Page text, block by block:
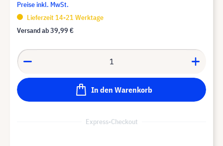
Preise inkl. MwSt.
Lieferzeit 14-21 Werktage
Versand ab39,99 €
In den Warenkorb
Express-Checkout